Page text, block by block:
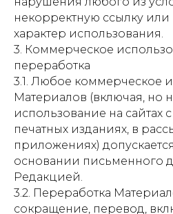
некорректную ссылку
характер использования.
3. Коммерческое
переработка
3.1. Любое коммерческое
Материалов (включая, но
использование на сайтах
печатных изданиях, в
приложениях)
основании письменного
Редакцией.
3.2. Переработка
сокращение, перевод,